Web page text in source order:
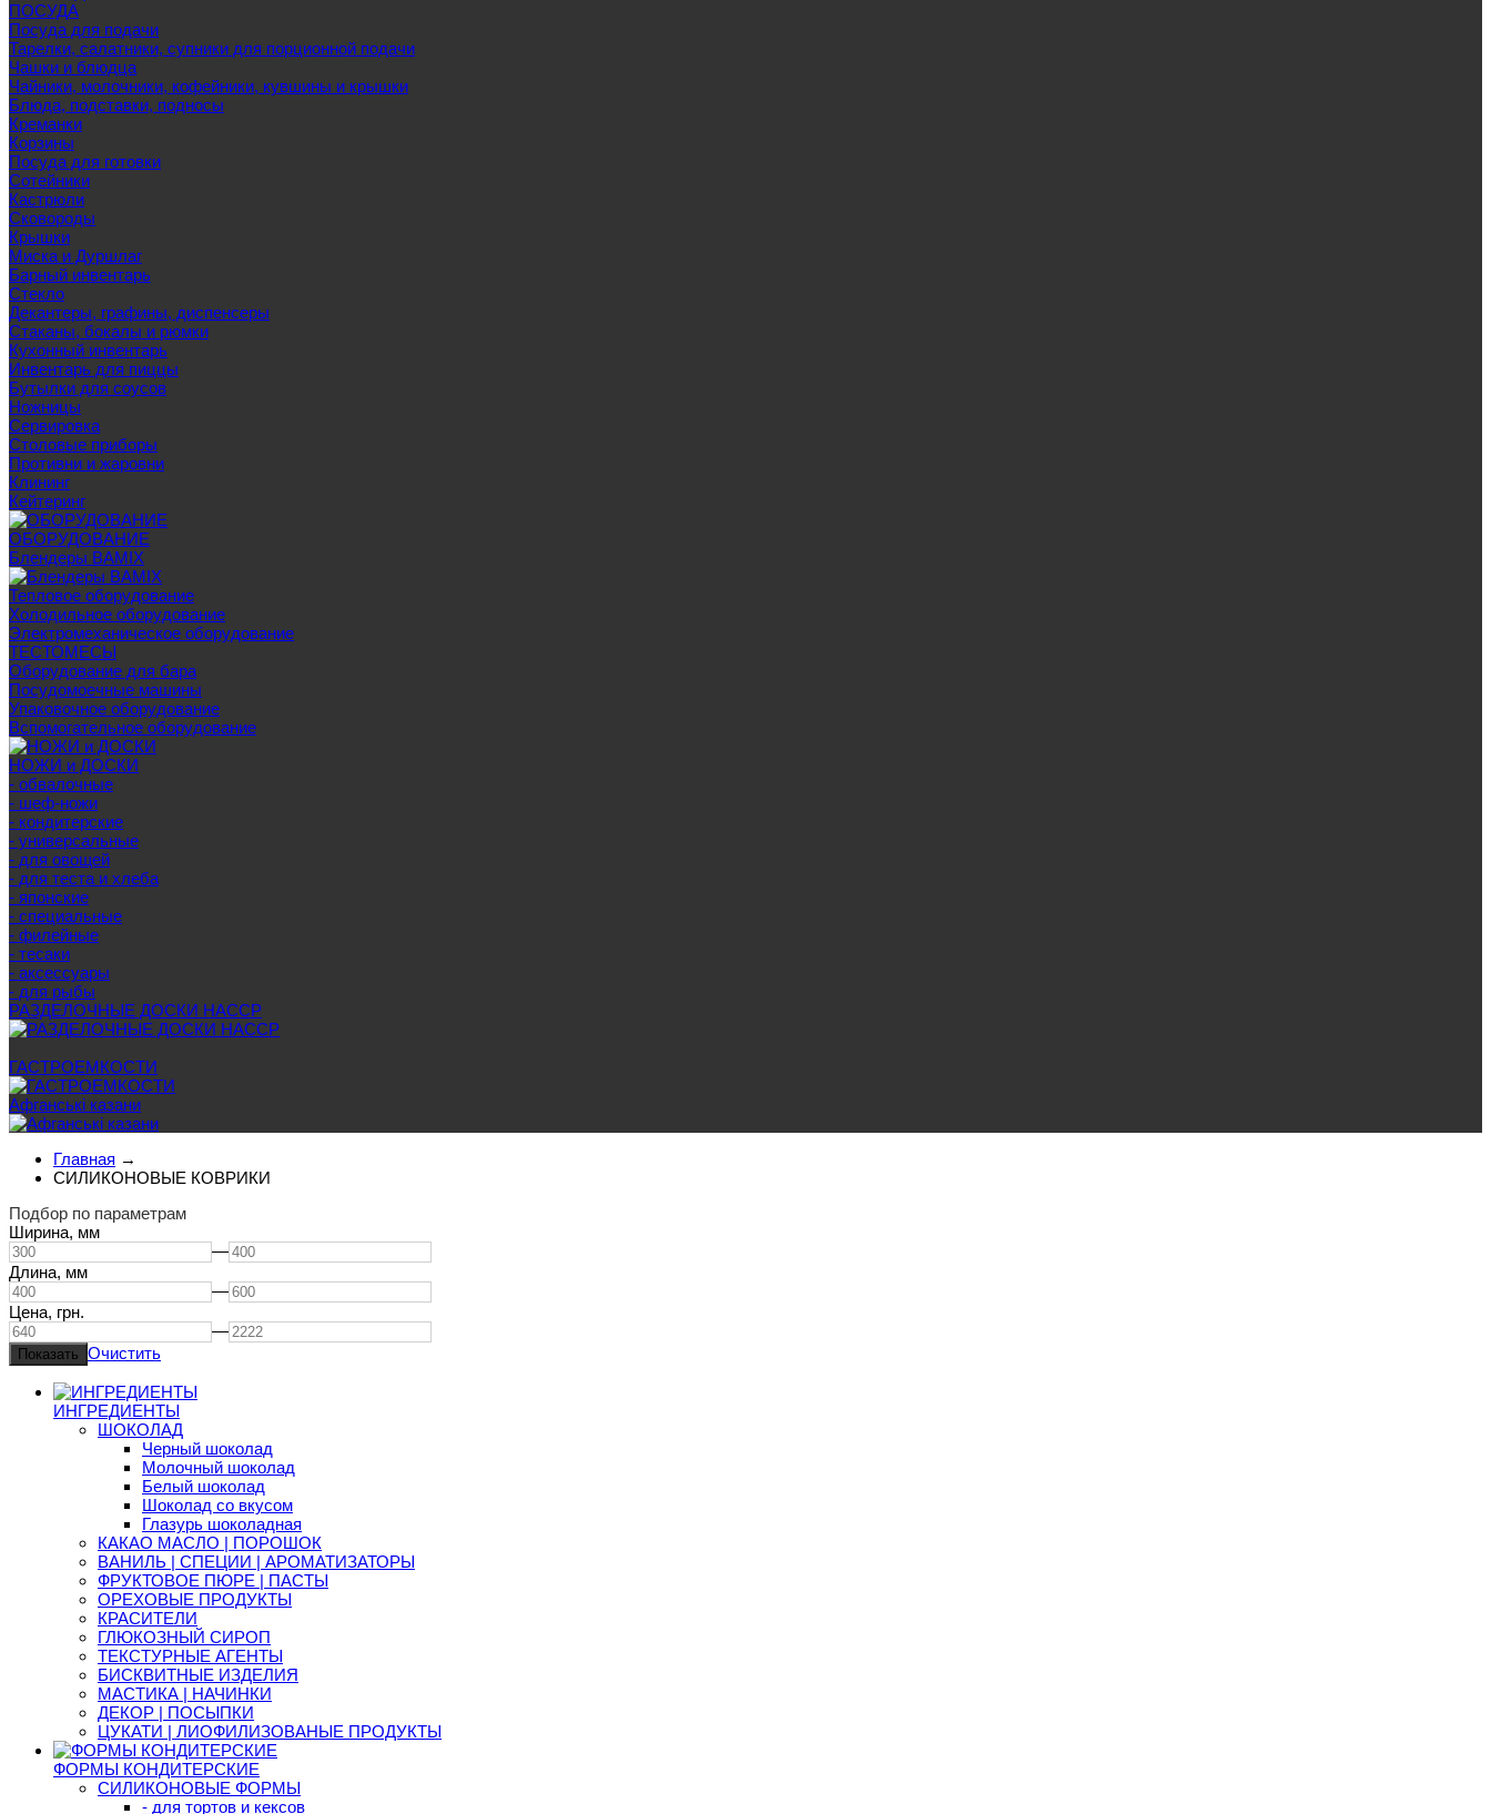
ПОСУДА
Посуда для подачи
Тарелки, салатники, супники для порционной подачи
Чашки и блюдца
Чайники, молочники, кофейники, кувшины и крышки
Блюда, подставки, подносы
Креманки
Корзины
Посуда для готовки
Сотейники
Кастрюли
Сковороды
Крышки
Миска и Дуршлаг
Барный инвентарь
Стекло
Декантеры, графины, диспенсеры
Стаканы, бокалы и рюмки
Кухонный инвентарь
Инвентарь для пиццы
Бутылки для соусов
Ножницы
Сервировка
Столовые приборы
Противни и жаровни
Клининг
Кейтеринг
ОБОРУДОВАНИЕ
Блендеры BAMIX
Тепловое оборудование
Холодильное оборудование
Электромеханическое оборудование
ТЕСТОМЕСЫ
Оборудование для бара
Посудомоечные машины
Упаковочное оборудование
Вспомогательное оборудование
НОЖИ и ДОСКИ
- обвалочные
- шеф-ножи
- кондитерские
- универсальные
- для овощей
- для теста и хлеба
- японские
- специальные
- филейные
- тесаки
- аксессуары
- для рыбы
РАЗДЕЛОЧНЫЕ ДОСКИ HACCP
ГАСТРОЕМКОСТИ
Афганські казани
Главная →
СИЛИКОНОВЫЕ КОВРИКИ
Подбор по параметрам
Ширина, мм
—
Длина, мм
—
Цена, грн.
—
Очистить
ИНГРЕДИЕНТЫ
ШОКОЛАД
Черный шоколад
Молочный шоколад
Белый шоколад
Шоколад со вкусом
Глазурь шоколадная
КАКАО МАСЛО | ПОРОШОК
ВАНИЛЬ | СПЕЦИИ | АРОМАТИЗАТОРЫ
ФРУКТОВОЕ ПЮРЕ | ПАСТЫ
ОРЕХОВЫЕ ПРОДУКТЫ
КРАСИТЕЛИ
ГЛЮКОЗНЫЙ СИРОП
ТЕКСТУРНЫЕ АГЕНТЫ
БИСКВИТНЫЕ ИЗДЕЛИЯ
МАСТИКА | НАЧИНКИ
ДЕКОР | ПОСЫПКИ
ЦУКАТИ | ЛИОФИЛИЗОВАНЫЕ ПРОДУКТЫ
ФОРМЫ КОНДИТЕРСКИЕ
СИЛИКОНОВЫЕ ФОРМЫ
- для тортов и кексов